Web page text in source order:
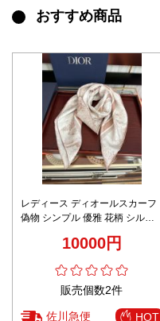
おすすめ商品
レディース ディオールスカーフ
偽物 シンプル 優雅 花柄 シルク
10000円
販売個数2件
佐川急便 HOT